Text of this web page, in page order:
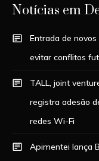
Notícias em
Entrada de
evitar conflitos
TALL, joint
registra adesão
redes Wi-Fi
Apimentei lança